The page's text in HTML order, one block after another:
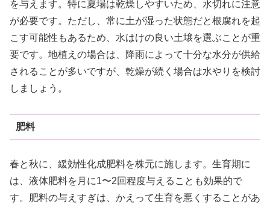
を与えます。特に夏場は乾燥しやすいため、水切れに注意
が必要です。ただし、常に土が湿った状態だと根腐れを起
こす可能性もあるため、水はけの良い土壌を選ぶことが重
要です。地植えの場合は、降雨によって十分な水分が供給
されることが多いですが、乾燥が続く場合は水やりを検討
しましょう。
肥料
春と秋に、緩効性化成肥料を株元に施します。生育期に
は、液体肥料を月に1〜2回程度与えることも効果的で
す。肥料の与えすぎは、かえって生育を悪くすることがあ